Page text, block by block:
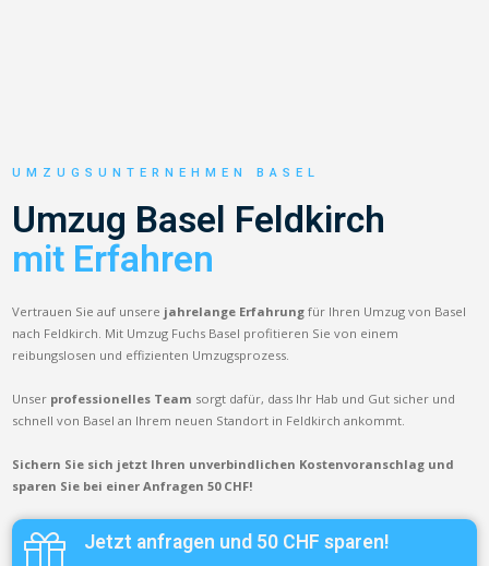
UMZUGSUNTERNEHMEN BASEL
Umzug Basel Feldkirch
mit Erfahren
Vertrauen Sie auf unsere jahrelange Erfahrung für Ihren Umzug von Basel
nach Feldkirch. Mit Umzug Fuchs Basel profitieren Sie von einem
reibungslosen und effizienten Umzugsprozess.
Unser professionelles Team sorgt dafür, dass Ihr Hab und Gut sicher und
schnell von Basel an Ihrem neuen Standort in Feldkirch ankommt.
Sichern Sie sich jetzt Ihren unverbindlichen Kostenvoranschlag und
sparen Sie bei einer Anfragen 50 CHF!
Jetzt anfragen und 50 CHF sparen!